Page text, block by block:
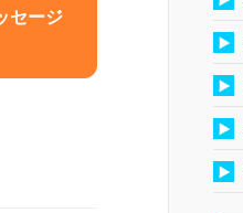
セージ